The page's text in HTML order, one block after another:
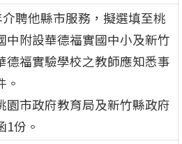
聘他縣市服務，擬選填至桃
中附設華德福實國中小及新竹
德福實驗學校之教師應知悉事
。
園市政府教育局及新竹縣政府
1份。